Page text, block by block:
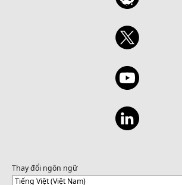
Thay đổi ngôn ngữ